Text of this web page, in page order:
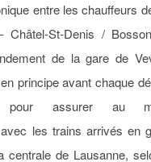
entre les chauffeurs
Châtel-St-Denis /
de la gare de
principe avant chaque
pour assurer au
les trains arrivés en
centrale de Lausanne,